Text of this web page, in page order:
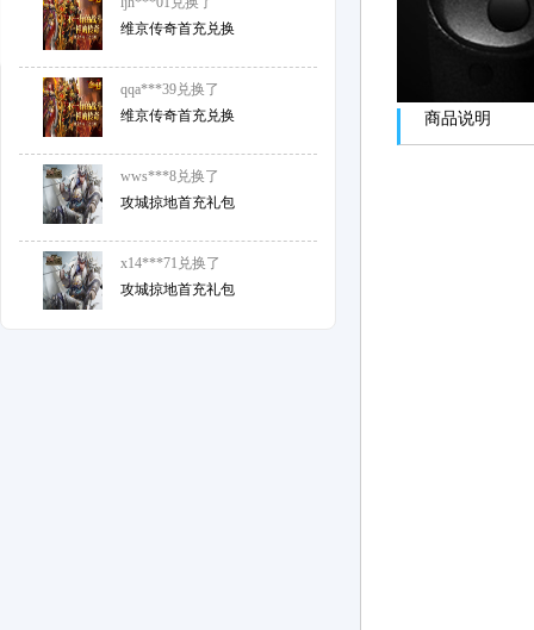
维京传奇首充兑换
qqa***39 兑换了
维京传奇首充兑换
wws***8 兑换了
攻城掠地首充礼包
x14***71 兑换了
攻城掠地首充礼包
商品说明